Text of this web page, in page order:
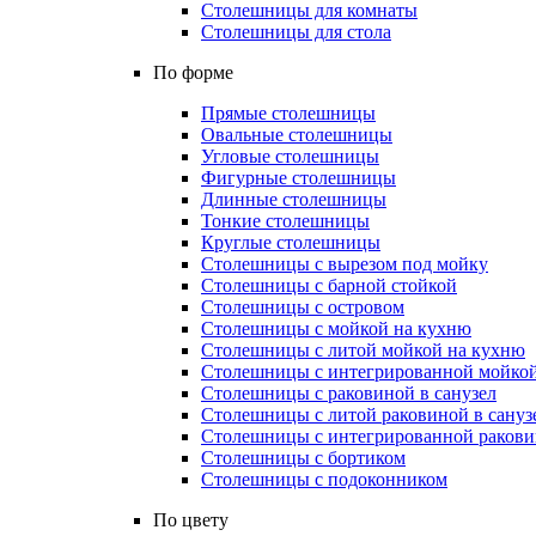
Столешницы для комнаты
Столешницы для стола
По форме
Прямые столешницы
Овальные столешницы
Угловые столешницы
Фигурные столешницы
Длинные столешницы
Тонкие столешницы
Круглые столешницы
Столешницы с вырезом под мойку
Столешницы с барной стойкой
Столешницы с островом
Столешницы с мойкой на кухню
Столешницы с литой мойкой на кухню
Столешницы с интегрированной
Столешницы с раковиной в санузел
Столешницы с литой раковиной в
Столешницы с интегрированной
Столешницы с бортиком
Столешницы с подоконником
По цвету